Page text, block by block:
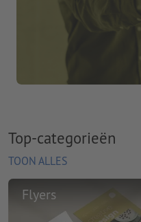
Top-categorieën
TOON ALLES
Flyers